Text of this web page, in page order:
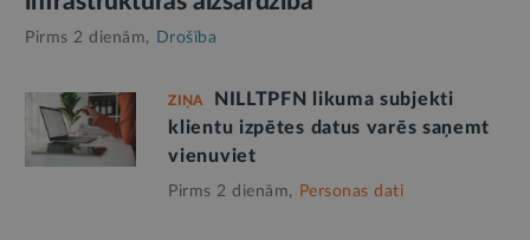
Pirms 2 dienām, Drošība
ZIŅA
NILLTPFN likuma subjekti
klientu izpētes datus varēs saņemt
vienuviet
Pirms 2 dienām, Personas dati